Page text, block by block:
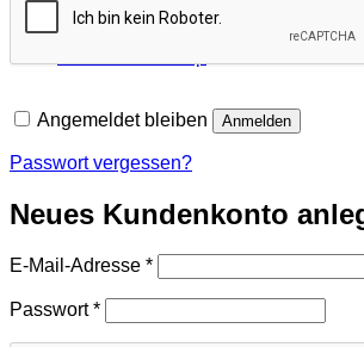
Es befinden sich keine Produkte im
Angemeldet bleiben Anmelden
Passwort vergessen?
Neues Kundenkonto
E-Mail-Adresse *Erforderlich
Passwort*Erforderlich